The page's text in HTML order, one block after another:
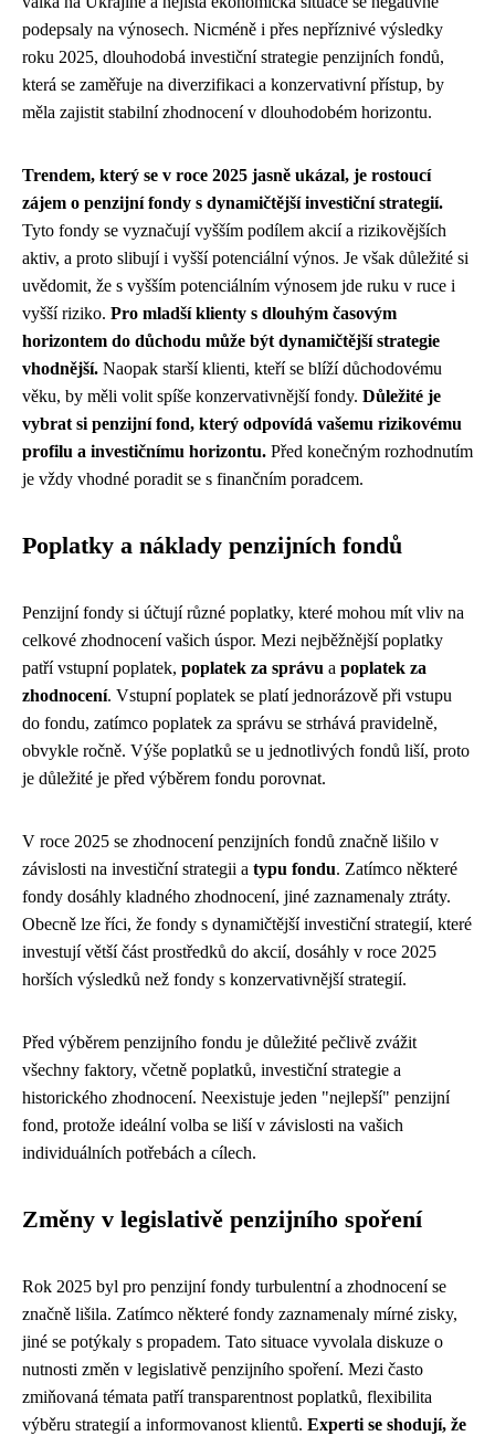
podepsaly na výnosech. Nicméně i přes nepříznivé výsledky
roku 2025, dlouhodobá investiční strategie penzijních fondů,
která se zaměřuje na diverzifikaci a konzervativní přístup, by
měla zajistit stabilní zhodnocení v dlouhodobém horizontu.
Trendem, který se v roce 2025 jasně ukázal, je rostoucí
zájem o penzijní fondy s dynamičtější investiční strategií.
Tyto fondy se vyznačují vyšším podílem akcií a rizikovějších
aktiv, a proto slibují i vyšší potenciální výnos. Je však důležité si
uvědomit, že s vyšším potenciálním výnosem jde ruku v ruce i
vyšší riziko. Pro mladší klienty s dlouhým časovým
horizontem do důchodu může být dynamičtější strategie
vhodnější. Naopak starší klienti, kteří se blíží důchodovému
věku, by měli volit spíše konzervativnější fondy. Důležité je
vybrat si penzijní fond, který odpovídá vašemu rizikovému
profilu a investičnímu horizontu. Před konečným rozhodnutím
je vždy vhodné poradit se s finančním poradcem.
Poplatky a náklady penzijních fondů
Penzijní fondy si účtují různé poplatky, které mohou mít vliv na
celkové zhodnocení vašich úspor. Mezi nejběžnější poplatky
patří vstupní poplatek, poplatek za správu a poplatek za
zhodnocení. Vstupní poplatek se platí jednorázově při vstupu
do fondu, zatímco poplatek za správu se strhává pravidelně,
obvykle ročně. Výše poplatků se u jednotlivých fondů liší, proto
je důležité je před výběrem fondu porovnat.
V roce 2025 se zhodnocení penzijních fondů značně lišilo v
závislosti na investiční strategii a typu fondu. Zatímco některé
fondy dosáhly kladného zhodnocení, jiné zaznamenaly ztráty.
Obecně lze říci, že fondy s dynamičtější investiční strategií, které
investují větší část prostředků do akcií, dosáhly v roce 2025
horších výsledků než fondy s konzervativnější strategií.
Před výběrem penzijního fondu je důležité pečlivě zvážit
všechny faktory, včetně poplatků, investiční strategie a
historického zhodnocení. Neexistuje jeden "nejlepší" penzijní
fond, protože ideální volba se liší v závislosti na vašich
individuálních potřebách a cílech.
Změny v legislativě penzijního spoření
Rok 2025 byl pro penzijní fondy turbulentní a zhodnocení se
značně lišila. Zatímco některé fondy zaznamenaly mírné zisky,
jiné se potýkaly s propadem. Tato situace vyvolala diskuze o
nutnosti změn v legislativě penzijního spoření. Mezi často
zmiňovaná témata patří transparentnost poplatků, flexibilita
výběru strategií a informovanost klientů. Experti se shodují, že